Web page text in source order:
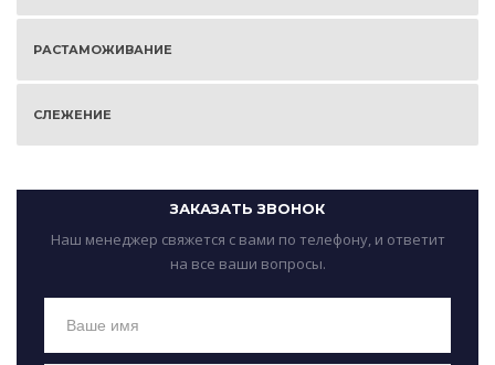
РАСТАМОЖИВАНИЕ
СЛЕЖЕНИЕ
ЗАКАЗАТЬ ЗВОНОК
Наш менеджер свяжется с вами по телефону, и ответит
на все ваши вопросы.